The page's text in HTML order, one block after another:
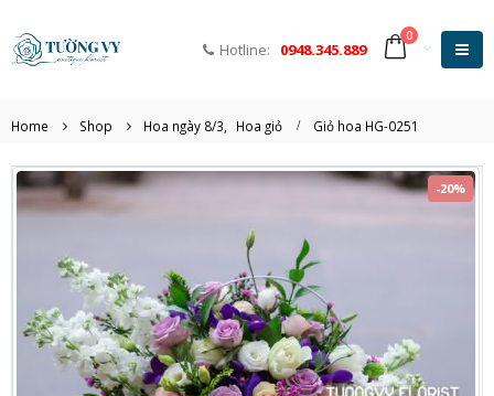
Hotline: 0948.345.889
0
Home Shop Hoa ngày 8/3 Hoa giỏ Giỏ hoa HG-0251
-20%